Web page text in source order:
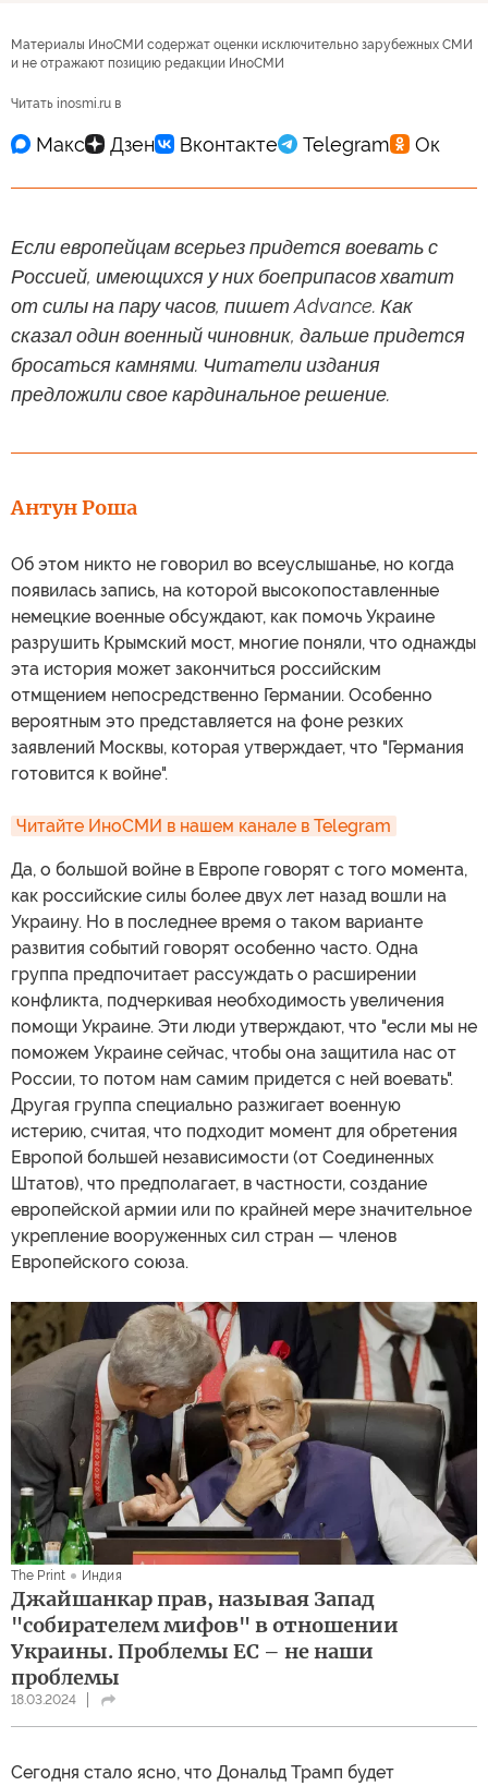
Материалы ИноСМИ содержат оценки исключительно зарубежных СМИ
и не отражают позицию редакции ИноСМИ
Читать inosmi.ru в
Если европейцам всерьез придется воевать с
Россией, имеющихся у них боеприпасов хватит
от силы на пару часов, пишет Advance. Как
сказал один военный чиновник, дальше придется
бросаться камнями. Читатели издания
предложили свое кардинальное решение.
Антун Роша
Об этом никто не говорил во всеуслышанье, но когда
появилась запись, на которой высокопоставленные
немецкие военные обсуждают, как помочь Украине
разрушить Крымский мост, многие поняли, что однажды
эта история может закончиться российским
отмщением непосредственно Германии. Особенно
вероятным это представляется на фоне резких
заявлений Москвы, которая утверждает, что "Германия
готовится к войне".
Читайте ИноСМИ в нашем канале в Telegram
Да, о большой войне в Европе говорят с того момента,
как российские силы более двух лет назад вошли на
Украину. Но в последнее время о таком варианте
развития событий говорят особенно часто. Одна
группа предпочитает рассуждать о расширении
конфликта, подчеркивая необходимость увеличения
помощи Украине. Эти люди утверждают, что "если мы не
поможем Украине сейчас, чтобы она защитила нас от
России, то потом нам самим придется с ней воевать".
Другая группа специально разжигает военную
истерию, считая, что подходит момент для обретения
Европой большей независимости (от Соединенных
Штатов), что предполагает, в частности, создание
европейской армии или по крайней мере значительное
укрепление вооруженных сил стран — членов
Европейского союза.
The Print Индия
Джайшанкар прав, называя Запад
"собирателем мифов" в отношении
Украины. Проблемы ЕС – не наши
проблемы
18.03.2024
Сегодня стало ясно, что Дональд Трамп будет